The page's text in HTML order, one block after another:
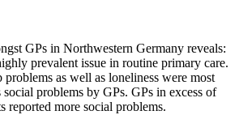
GPs in Northwestern Germany reveals:
prevalent issue in routine primary care.
as well as loneliness were most
problems by GPs. GPs in excess of
reported more social problems.